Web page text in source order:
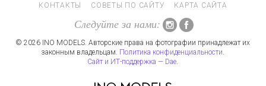
КОНТАКТЫ СОВЕТЫ ПО САЙТУ КАРТА САЙТА
Следуйте за нами:
© 2026 INO MODELS. Авторские права на фотографии принадлежат их
законным владельцам. Политика конфиденциальности.
Сайт и ИТ-поддержка — Dae.